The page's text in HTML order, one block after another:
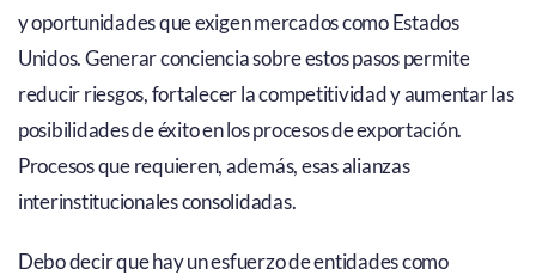
y oportunidades que exigen mercados como Estados
Unidos. Generar conciencia sobre estos pasos permite
reducir riesgos, fortalecer la competitividad y aumentar las
posibilidades de éxito en los procesos de exportación.
Procesos que requieren, además, esas alianzas
interinstitucionales consolidadas.
Debo decir que hay un esfuerzo de entidades como